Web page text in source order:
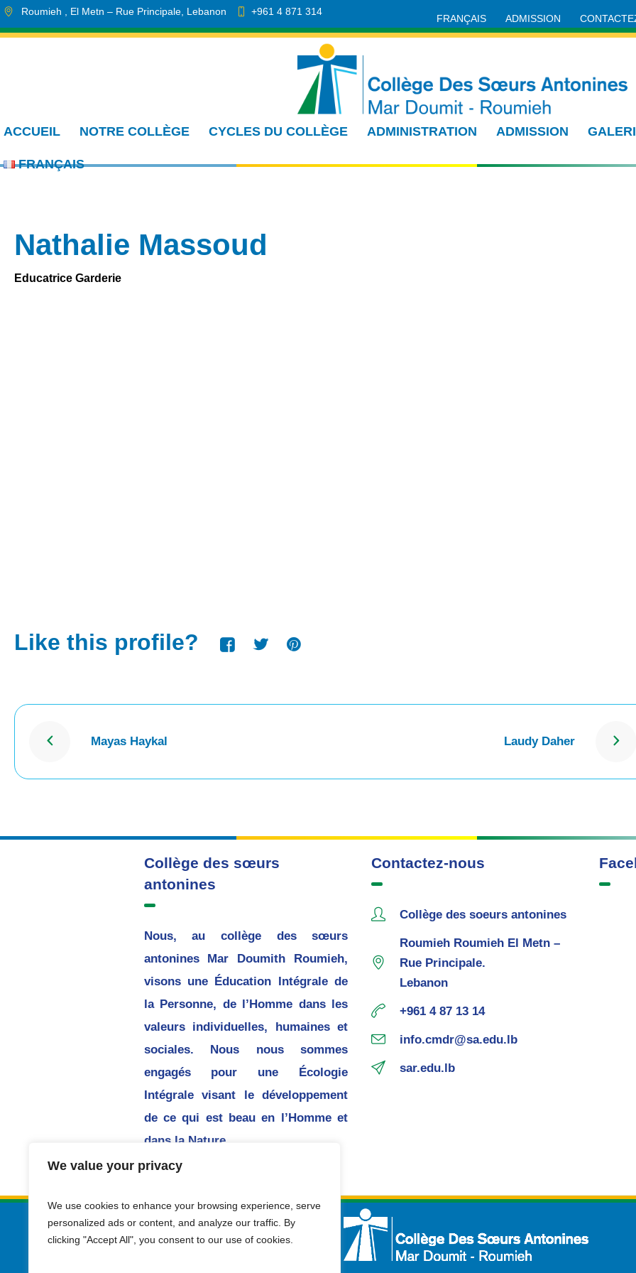
We value your privacy
We use cookies to enhance your browsing experience, serve
personalized ads or content, and analyze our traffic. By
clicking "Accept All", you consent to our use of cookies.
FRANÇAIS ADMISSION
Roumieh , El Metn – Rue Principale Lebanon
+961 4 871 314
info.cmdr@sa.edu.lb
ACCUEIL NOTRE COLLÈGE CYCLES DU COLLÈGE ADMINISTRATION ADMISSION
FRANÇAIS
Nathalie Massoud
Educatrice Garderie
Like this profile?
Mayas Haykal Laudy Daher
Collège des sœurs
antonines
Nous, au collège des sœurs
antonines Mar Doumith Roumieh,
visons une Éducation Intégrale de
la Personne, de l’Homme dans les
valeurs individuelles, humaines et
sociales. Nous nous sommes
engagés pour une Écologie
Intégrale visant le développement
de ce qui est beau en l’Homme et
dans la Nature.
Contactez-nous
Collège des soeurs antonines
Roumieh Roumieh El Metn –
Rue Principale.
Lebanon
+961 4 87 13 14
info.cmdr@sa.edu.lb
sar.edu.lb